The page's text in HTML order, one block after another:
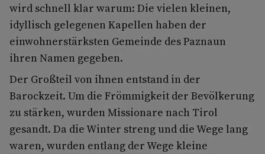
wird schnell klar warum: Die vielen kleinen,
idyllisch gelegenen Kapellen haben der
einwohnerstärksten Gemeinde des Paznaun
ihren Namen gegeben.
Der Großteil von ihnen entstand in der
Barockzeit. Um die Frömmigkeit der Bevölkerung
zu stärken, wurden Missionare nach Tirol
gesandt. Da die Winter streng und die Wege lang
waren, wurden entlang der Wege kleine